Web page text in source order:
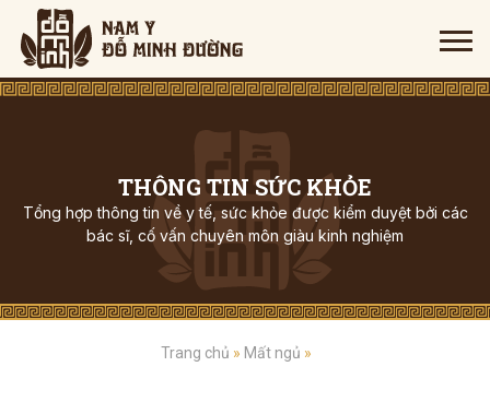
THÔNG TIN SỨC KHỎE
Tổng hợp thông tin về y tế, sức khỏe được kiểm duyệt bởi các
bác sĩ, cố vấn chuyên môn giàu kinh nghiệm
Trang chủ » Mất ngủ »